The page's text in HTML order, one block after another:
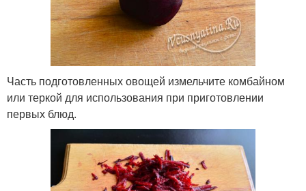
Часть подготовленных овощей измельчите комбайном
или теркой для использования при приготовлении
первых блюд.